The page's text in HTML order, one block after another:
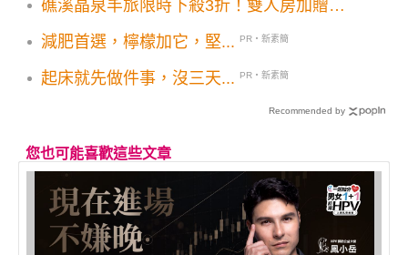
礁溪晶泉丰旅限時下殺3折！雙人房加贈精
減肥首選，檸檬加它，堅...
PR・新素簡
起床就先做件事，沒三天... PR・新素簡
Recommended by
您也可能喜歡這些文章